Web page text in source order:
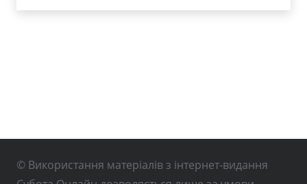
© Використання матеріалів з інтернет-видання